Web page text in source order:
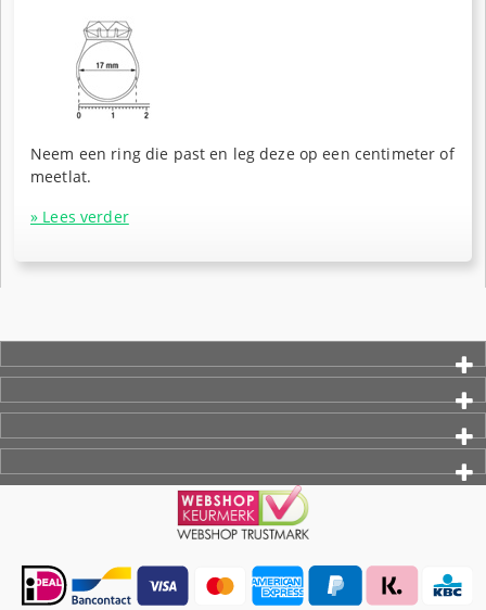
Neem een ring die past en leg deze op een centimeter of
meetlat.
» Lees verder